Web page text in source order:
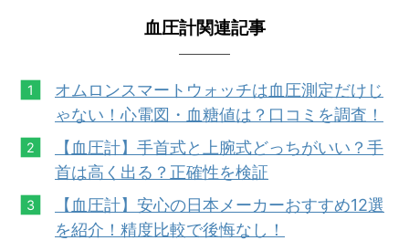
血圧計関連記事
オムロンスマートウォッチは血圧測定だけじ
ゃない！心電図・血糖値は？口コミを調査！
【血圧計】手首式と上腕式どっちがいい？手
首は高く出る？正確性を検証
【血圧計】安心の日本メーカーおすすめ12選
を紹介！精度比較で後悔なし！